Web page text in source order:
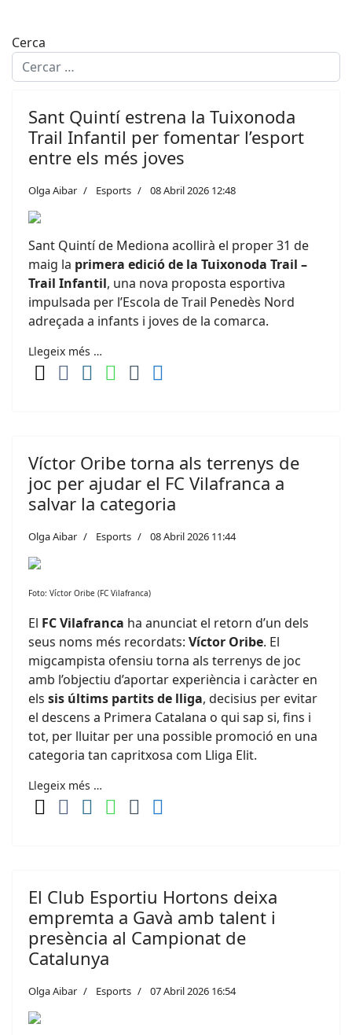
Cerca
Sant Quintí estrena la Tuixonoda
Trail Infantil per fomentar l’esport
entre els més joves
Olga Aibar Esports 08 Abril 2026 12:48
Sant Quintí de Mediona acollirà el proper 31 de
maig la primera edició de la Tuixonoda Trail –
Trail Infantil, una nova proposta esportiva
impulsada per l’Escola de Trail Penedès Nord
adreçada a infants i joves de la comarca.
Llegeix més …
Víctor Oribe torna als terrenys de
joc per ajudar el FC Vilafranca a
salvar la categoria
Olga Aibar Esports 08 Abril 2026 11:44
Foto: Víctor Oribe (FC Vilafranca)
El FC Vilafranca ha anunciat el retorn d’un dels
seus noms més recordats: Víctor Oribe. El
migcampista ofensiu torna als terrenys de joc
amb l’objectiu d’aportar experiència i caràcter en
els sis últims partits de lliga, decisius per evitar
el descens a Primera Catalana o qui sap si, fins i
tot, per lluitar per una possible promoció en una
categoria tan capritxosa com Lliga Elit.
Llegeix més …
El Club Esportiu Hortons deixa
empremta a Gavà amb talent i
presència al Campionat de
Catalunya
Olga Aibar Esports 07 Abril 2026 16:54